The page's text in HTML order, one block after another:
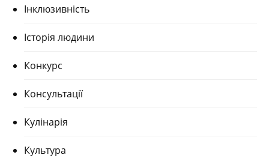
Інклюзивність
Історія людини
Конкурс
Консультації
Кулінарія
Культура